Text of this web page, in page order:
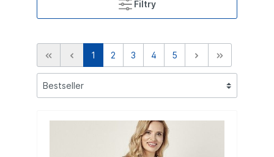
Filtry
1 2 3 4 5